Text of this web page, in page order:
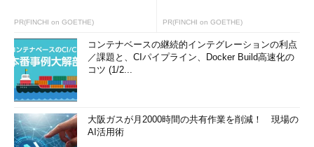
PR(FINCHI on GOETHE) PR(FINCHI on GOETHE)
コンテナベースの継続的インテグレーションの利点
／課題と、CIパイプライン、Docker Build高速化の
コツ (1/2...
大阪ガスが月2000時間の共有作業を削減！ 現場の
AI活用術